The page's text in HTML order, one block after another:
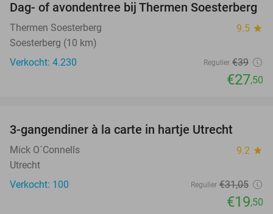
29%
Dag- of avondentree bij Thermen Soesterberg
Thermen Soesterberg 9.5 star
Soesterberg (10 km)
Verkocht: 4.230
Regulier €39
€27,50
3-gangendiner à la carte in hartje Utrecht
Mick O´Connells 9.2 star
Utrecht
Verkocht: 100
Regulier €31,05
€19,50